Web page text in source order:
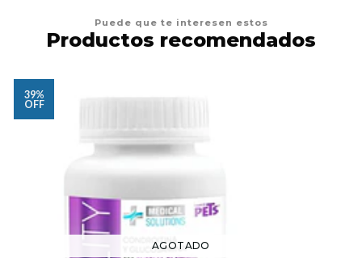
Puede que te interesen estos
Productos recomendados
39%
OFF
AGOTADO